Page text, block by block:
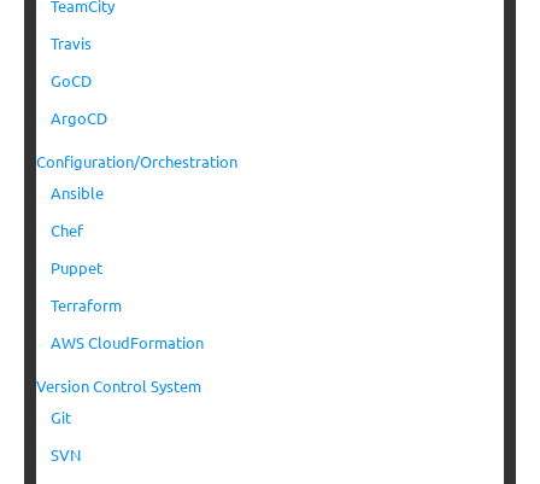
TeamCity
Travis
GoCD
ArgoCD
Configuration/Orchestration
Ansible
Chef
Puppet
Terraform
AWS CloudFormation
Version Control System
Git
SVN